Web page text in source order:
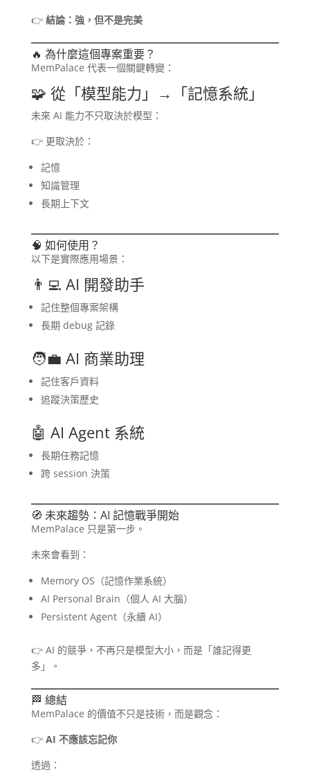
👉 結論：強，但不是完美
🔥 為什麼這個專案重要？
MemPalace 代表一個關鍵轉變：
🧩 從「模型能力」→「記憶系統」
未來 AI 能力不只取決於模型：
👉 更取決於：
記憶
知識管理
長期上下文
🧠 如何使用？
以下是實際應用場景：
👨‍💻 AI 開發助手
記住整個專案架構
長期 debug 記錄
🧑‍💼 AI 商業助理
記住客戶資料
追蹤決策歷史
🤖 AI Agent 系統
長期任務記憶
跨 session 決策
🧭 未來趨勢：AI 記憶戰爭開始
MemPalace 只是第一步。
未來會看到：
Memory OS（記憶作業系統）
AI Personal Brain（個人 AI 大腦）
Persistent Agent（永續 AI）
👉 AI 的競爭，不再只是模型大小，而是「誰記得更
多」。
🏁 總結
MemPalace 的價值不只是技術，而是觀念：
👉 AI 不應該忘記你
透過：